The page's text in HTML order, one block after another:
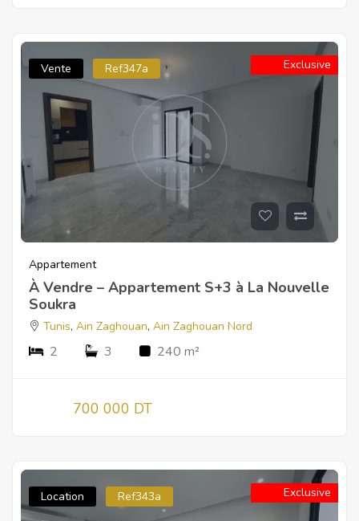
Vente Ref347a Exclusive
Appartement
À Vendre – Appartement S+3 à La Nouvelle
Soukra
Tunis, Ain Zaghouan, Ain Zaghouan Nord
2 3 240 m²
700 000 DT
Location Ref343a Exclusive